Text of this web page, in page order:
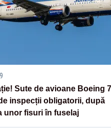
Sute de avioane Boeing
inspecții obligatorii, după
unor fisuri în fuselaj